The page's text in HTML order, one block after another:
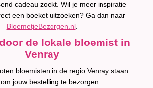
cadeau zoekt. Wil je meer inspiratie
een boeket uitzoeken? Ga dan naar
BloemetjeBezorgen.nl.
de lokale bloemist in
Venray
bloemisten in de regio Venray staan
jouw bestelling te bezorgen.